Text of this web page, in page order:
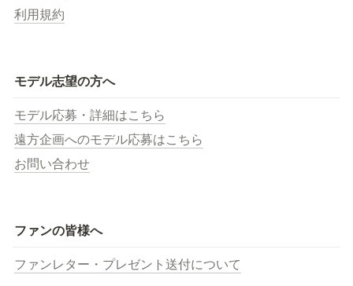
利用規約
モデル志望の方へ
モデル応募・詳細はこちら
遠方企画へのモデル応募はこちら
お問い合わせ
ファンの皆様へ
ファンレター・プレゼント送付について